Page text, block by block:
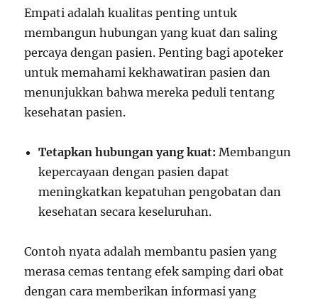
Empati adalah kualitas penting untuk
membangun hubungan yang kuat dan saling
percaya dengan pasien. Penting bagi apoteker
untuk memahami kekhawatiran pasien dan
menunjukkan bahwa mereka peduli tentang
kesehatan pasien.
Tetapkan hubungan yang kuat: Membangun
kepercayaan dengan pasien dapat
meningkatkan kepatuhan pengobatan dan
kesehatan secara keseluruhan.
Contoh nyata adalah membantu pasien yang
merasa cemas tentang efek samping dari obat
dengan cara memberikan informasi yang